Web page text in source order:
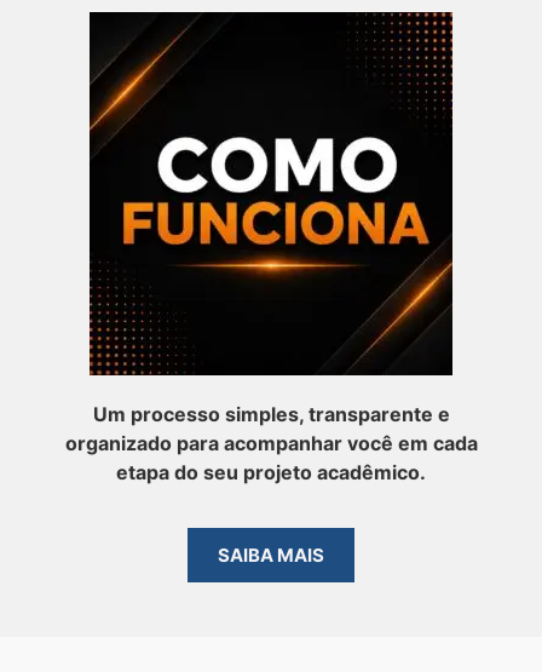
Um processo simples, transparente e
organizado para acompanhar você em cada
etapa do seu projeto acadêmico.
SAIBA MAIS